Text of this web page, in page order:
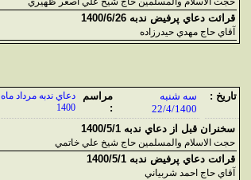
قرائت دعاي پرفيض ندبه 1400/6/26
آقاي حاج مهدي حيدرزاده
تاريخ :
سه شنبه
22/4/1400
مراسم
:
دعاي ندبه مرداد ماه
1400
سخنران قبل از دعاي ندبه 1400/5/1
حجت الاسلام والمسلمين حاج شيخ علي خاتمي
قرائت دعاي پرفيض ندبه 1400/5/1
آقاي حاج احمد شربياني